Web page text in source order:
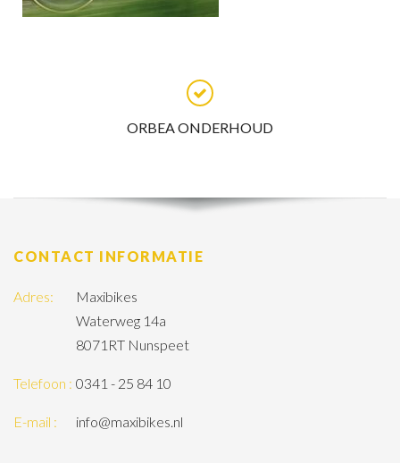
ORBEA ONDERHOUD
CONTACT INFORMATIE
Adres:
Maxibikes
Waterweg 14a
8071RT Nunspeet
Telefoon : 0341 - 25 84 10
E-mail : info@maxibikes.nl